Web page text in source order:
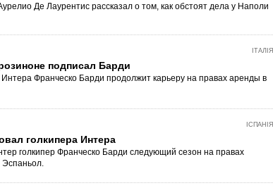
Де Лаурентис рассказал о том, как обстоят дела у Наполи
ІТАЛІЯ
подписал Барди
Интера Франческо Барди продолжит карьеру на правах аренды в
ІСПАНІЯ
голкипера Интера
голкипер Франческо Барди следующий сезон на правах
Эспаньол.